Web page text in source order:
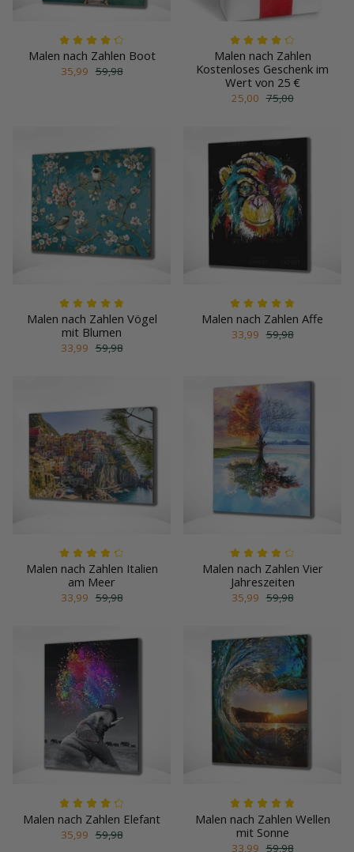
Malen nach Zahlen Boot
35,99 59,98
Malen nach Zahlen
Kostenloses Geschenk im
Wert von 25 €
25,00 75,00
Malen nach Zahlen Vögel
mit Blumen
33,99 59,98
Malen nach Zahlen Affe
33,99 59,98
Malen nach Zahlen Italien
am Meer
33,99 59,98
Malen nach Zahlen Vier
Jahreszeiten
35,99 59,98
Malen nach Zahlen Elefant
35,99 59,98
Malen nach Zahlen Wellen
mit Sonne
33,99 59,98